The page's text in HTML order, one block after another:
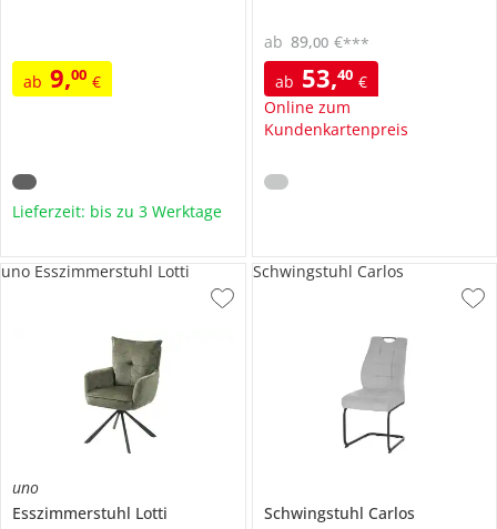
ab 9,00 €
Lieferzeit: bis zu 3 Werktage
ab 53,40 €
Online zum
Kundenkartenpreis
ab 89,00 €***
uno
Esszimmerstuhl Lotti
uno Esszimmerstuhl Lotti
Schwingstuhl Carlos
Schwingstuhl Carlos